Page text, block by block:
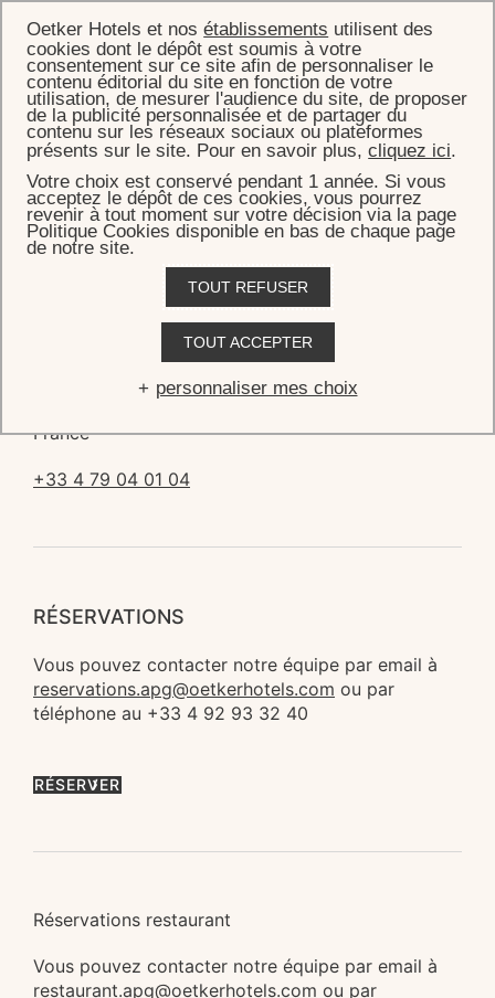
Contactez-nous
Pour toute question ou réservation, n’hésitez pas à prendre contact
avec nous.
L'APOGÉE COURCHEVEL
5 Rue Emile Allais - Jardin Alpin
France
+33 4 79 04 01 04
RÉSERVATIONS
reservations.apg@oetkerhotels.com ou par
téléphone au +33 4 92 93 32 40
RÉSERVER
Réservations restaurant
Vous pouvez contacter notre équipe par email à
restaurant.apg@oetkerhotels.com ou par
Oetker Hotels et nosétablissements utilisent des
cookies dont le dépôt est soumis à votre
consentement sur ce site afin de personnaliser le
contenu éditorial du site en fonction de votre
utilisation, de mesurer l'audience du site, de proposer
de la publicité personnalisée et de partager du
contenu sur les réseaux sociaux ou plateformes
présents sur le site. Pour en savoir plus,cliquez ici.
Votre choix est conservé pendant 1 année. Si vous
acceptez le dépôt de ces cookies, vous pourrez
revenir à tout moment sur votre décision via la page
Politique Cookies disponible en bas de chaque page
de notre site.
TOUT REFUSER
TOUT ACCEPTER
personnaliser mes choix